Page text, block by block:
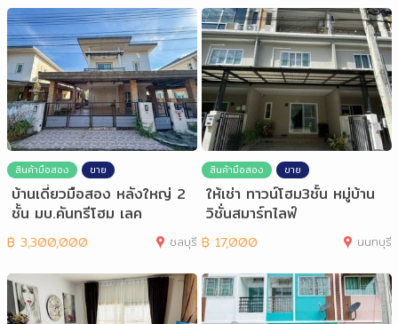
สินค้ามือสอง ขาย
บ้านเดี่ยวมือสอง หลังใหญ่ 2
ชั้น มบ.คันทรีโฮม เลค
฿ 3,300,000 ชลบุรี
สินค้ามือสอง ขาย
ให้เช่า ทาวน์โฮม3ชั้น หมู่บ้าน
วิชั่นสมาร์ทไลฟ์
฿ 17,000 นนทบุรี